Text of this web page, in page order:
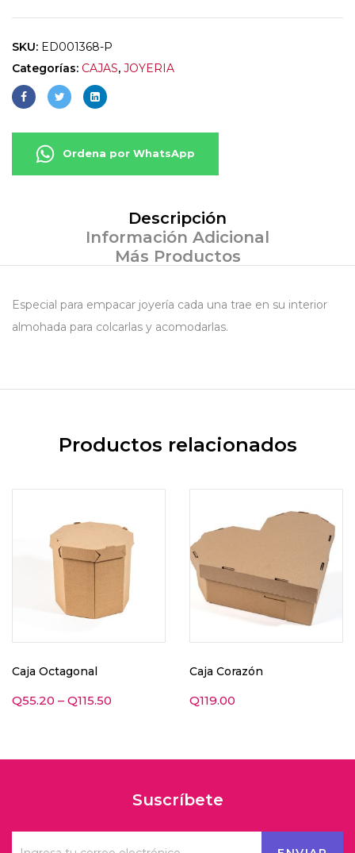
SKU: ED001368-P
Categorías: CAJAS, JOYERIA
Ordena por WhatsApp
Descripción
Información Adicional
Más Productos
Especial para empacar joyería cada una trae en su interior
almohada para colcarlas y acomodarlas.
Productos relacionados
Caja Octagonal
Q55.20 – Q115.50
Caja Corazón
Q119.00
Suscríbete